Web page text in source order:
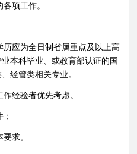
项工作。
应为全日制省属重点及以上高
本科毕业、或教育部认证的国
经管类相关专业。
经验者优先考虑。
求。